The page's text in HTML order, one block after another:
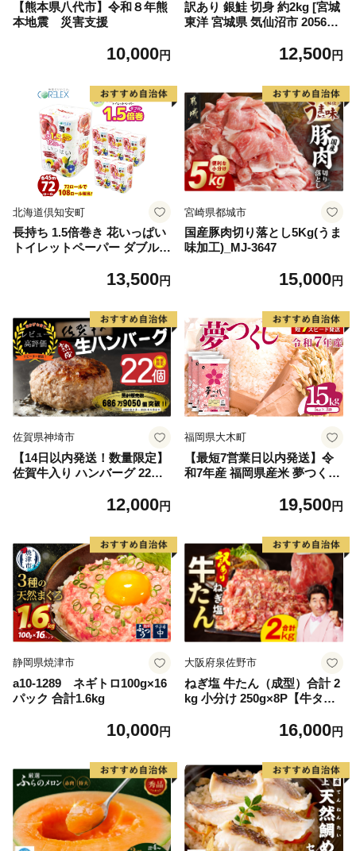
【熊本県八代市】令和８年熊
本地震 災害支援
10,000円
訳あり 銀鮭 切身 約2kg [宮城
東洋 宮城県 気仙沼市 205649
格外 不揃い さけ サケ 鮭切身
切り身 魚 わけあり
12,500円
北海道倶知安町
長持ち 1.5倍巻き 花いっぱい
トイレットペーパー ダブル 4
プリント ハーブ 香り付き 日
品 備蓄 送料無料 北海道 倶知
安町 日用品
13,500円
宮崎県都城市
国産豚肉切り落とし5Kg(うま
味加工)_MJ-3647
15,000円
佐賀県神埼市
【14日以内発送！数量限定】
佐賀牛入り ハンバーグ 22個
毛和牛 ブランド牛 九州 ハン
(H083106)
12,000円
福岡県大木町
【最短7営業日以内発送】令
和7年産 福岡県産米 夢つくし
19,500円
静岡県焼津市
a10-1289 ネギトロ100g×16
パック 合計1.6kg
10,000円
大阪府泉佐野市
ねぎ塩 牛たん（成型）合計 2
kg 小分け 250g×8P【牛タン
16,000円